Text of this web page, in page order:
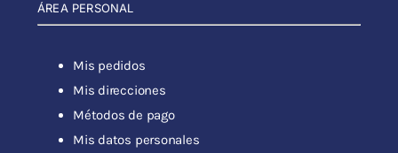
ÁREA PERSONAL
Mis pedidos
Mis direcciones
Métodos de pago
Mis datos personales